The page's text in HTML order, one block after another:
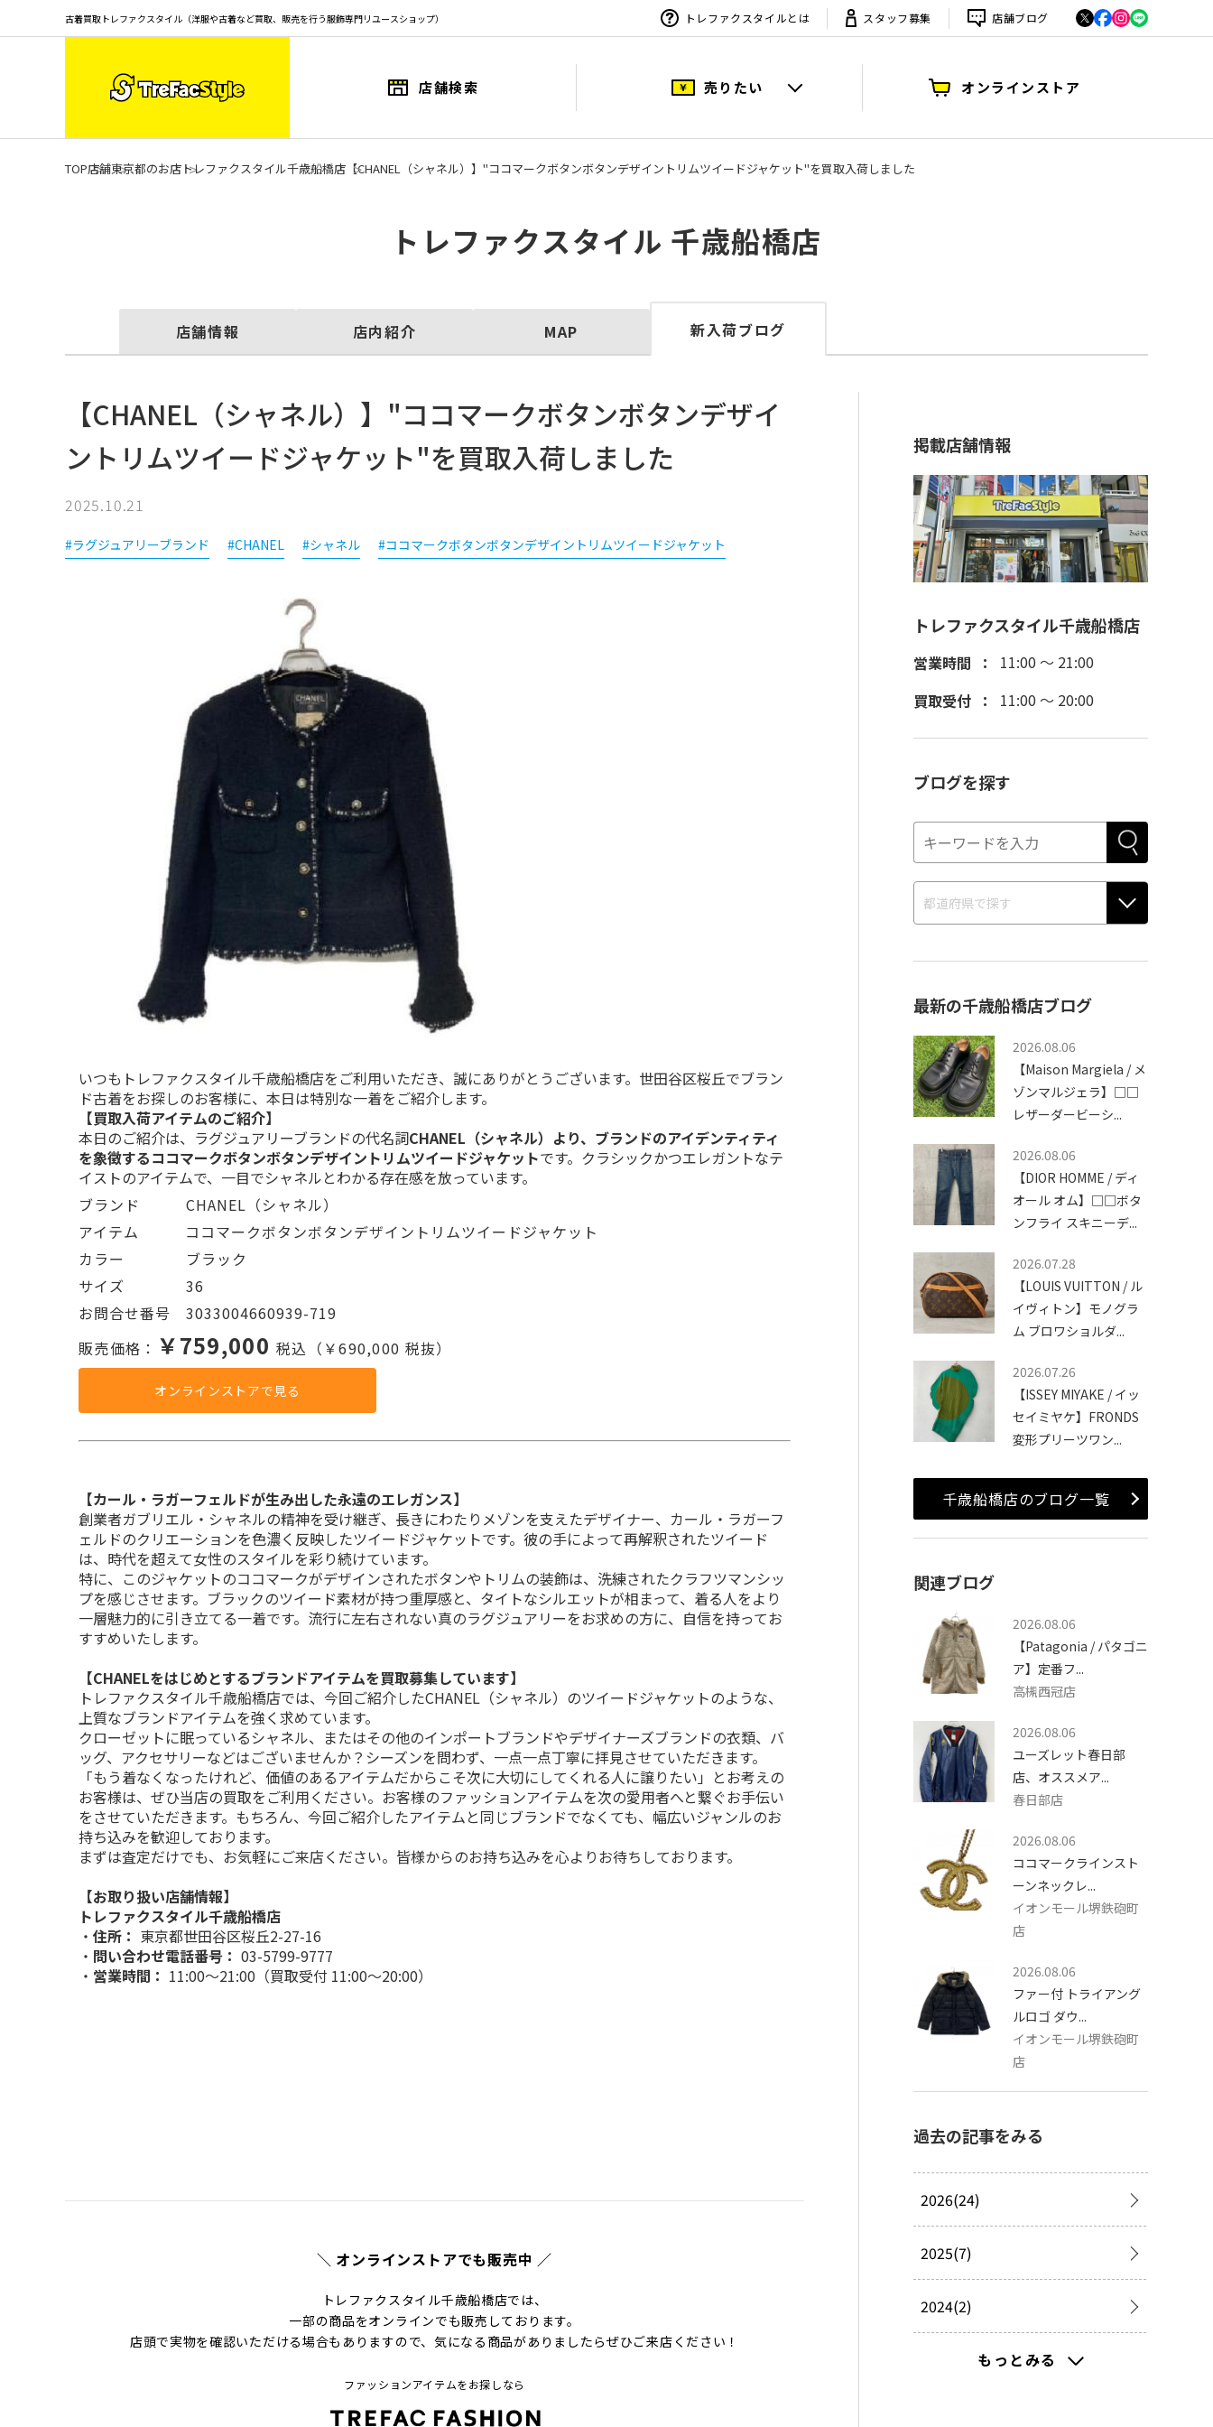
古着買取トレファクスタイル（洋服や古着など買取、販売を行う服飾専門リユースショップ） トレファクスタイルとは スタッフ募集 店舗ブログ
店舗検索 売りたい オンラインストア
TOP店舗東京都のお店 トレファクスタイル千歳船橋店 【CHANEL（シャネル）】"ココマークボタンボタンデザイントリムツイードジャケット"を買取入荷しました
トレファクスタイル 千歳船橋店
店舗情報 店内紹介 MAP 新入荷ブログ
【CHANEL（シャネル）】"ココマークボタンボタンデザイ
ントリムツイードジャケット"を買取入荷しました
2025.10.21
#ラグジュアリーブランド #CHANEL #シャネル #ココマークボタンボタンデザイントリムツイードジャケット
いつもトレファクスタイル千歳船橋店をご利用いただき、誠にありがとうございます。世田谷区桜丘でブラン
ド古着をお探しのお客様に、本日は特別な一着をご紹介します。
【買取入荷アイテムのご紹介】
本日のご紹介は、ラグジュアリーブランドの代名詞CHANEL（シャネル）より、ブランドのアイデンティティ
を象徴するココマークボタンボタンデザイントリムツイードジャケットです。クラシックかつエレガントなテ
イストのアイテムで、一目でシャネルとわかる存在感を放っています。
ブランド   CHANEL（シャネル）
アイテム   ココマークボタンボタンデザイントリムツイードジャケット
カラー    ブラック
サイズ    36
お問合せ番号 3033004660939-719
販売価格： ￥759,000 税込（￥690,000 税抜）
オンラインストアで見る
【カール・ラガーフェルドが生み出した永遠のエレガンス】
創業者ガブリエル・シャネルの精神を受け継ぎ、長きにわたりメゾンを支えたデザイナー、カール・ラガーフ
ェルドのクリエーションを色濃く反映したツイードジャケットです。彼の手によって再解釈されたツイード
は、時代を超えて女性のスタイルを彩り続けています。
特に、このジャケットのココマークがデザインされたボタンやトリムの装飾は、洗練されたクラフツマンシッ
プを感じさせます。ブラックのツイード素材が持つ重厚感と、タイトなシルエットが相まって、着る人をより
一層魅力的に引き立てる一着です。流行に左右されない真のラグジュアリーをお求めの方に、自信を持ってお
すすめいたします。
【CHANELをはじめとするブランドアイテムを買取募集しています】
トレファクスタイル千歳船橋店では、今回ご紹介したCHANEL（シャネル）のツイードジャケットのような、
上質なブランドアイテムを強く求めています。
クローゼットに眠っているシャネル、またはその他のインポートブランドやデザイナーズブランドの衣類、バ
ッグ、アクセサリーなどはございませんか？シーズンを問わず、一点一点丁寧に拝見させていただきます。
「もう着なくなったけれど、価値のあるアイテムだからこそ次に大切にしてくれる人に譲りたい」とお考えの
お客様は、ぜひ当店の買取をご利用ください。お客様のファッションアイテムを次の愛用者へと繋ぐお手伝い
をさせていただきます。もちろん、今回ご紹介したアイテムと同じブランドでなくても、幅広いジャンルのお
持ち込みを歓迎しております。
まずは査定だけでも、お気軽にご来店ください。皆様からのお持ち込みを心よりお待ちしております。
【お取り扱い店舗情報】
トレファクスタイル千歳船橋店
・ 住所： 東京都世田谷区桜丘2-27-16
・ 問い合わせ電話番号： 03-5799-9777
・ 営業時間： 11:00～21:00（買取受付 11:00～20:00）
＼ オンラインストアでも販売中 ／
トレファクスタイル千歳船橋店では、
一部の商品をオンラインでも販売しております。
店頭で実物を確認いただける場合もありますので、気になる商品がありましたらぜひご来店ください！
ファッションアイテムをお探しなら
掲載店舗情報
トレファクスタイル千歳船橋店
営業時間
11:00 ～ 21:00
買取受付
11:00 ～ 20:00
ブログを探す
最新の千歳船橋店ブログ
2026.08.06
【Maison Margiela / メ
ゾンマルジェラ】□□
レザーダービーシ...
2026.08.06
【DIOR HOMME / ディ
オール オム】□□ボタ
ンフライ スキニーデ...
2026.07.28
【LOUIS VUITTON / ル
イヴィトン】モノグラ
ム ブロワショルダ...
2026.07.26
【ISSEY MIYAKE / イッ
セイミヤケ】FRONDS
変形プリーツワン...
千歳船橋店のブログ一覧
関連ブログ
2026.08.06
【Patagonia / パタゴニ
ア】定番フ...
高槻西冠店
2026.08.06
ユーズレット春日部
店、オススメア...
春日部店
2026.08.06
ココマークラインスト
ーンネックレ...
イオンモール堺鉄砲町
店
2026.08.06
ファー付 トライアング
ルロゴ ダウ...
イオンモール堺鉄砲町
店
過去の記事をみる
2026(24)
2025(7)
2024(2)
もっとみる